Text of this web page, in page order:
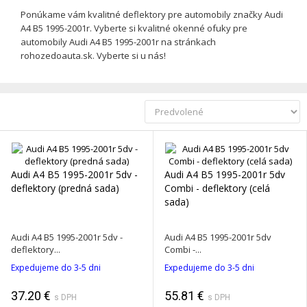
Ponúkame vám kvalitné deflektory pre automobily značky Audi
A4 B5 1995-2001r. Vyberte si kvalitné okenné ofuky pre
automobily Audi A4 B5 1995-2001r na stránkach
rohozedoauta.sk. Vyberte si u nás!
Audi A4 B5 1995-2001r 5dv -
deflektory (predná sada)
Audi A4 B5 1995-2001r 5dv -
deflektory...
Expedujeme do 3-5 dni
37.20 € s DPH
Audi A4 B5 1995-2001r 5dv
Combi - deflektory (celá
sada)
Audi A4 B5 1995-2001r 5dv
Combi -...
Expedujeme do 3-5 dni
55.81 € s DPH